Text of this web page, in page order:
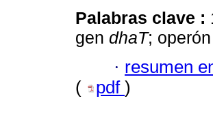
Palabras clave :
gen dhaT;
· resumen
(
pdf )